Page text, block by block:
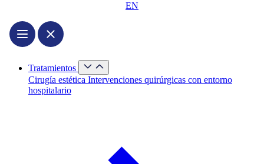
EN
Tratamientos
Cerrar
Tratamientos
Abrir
Tratamientos
Cirugía estética Intervenciones quirúrgicas con entorno
hospitalario